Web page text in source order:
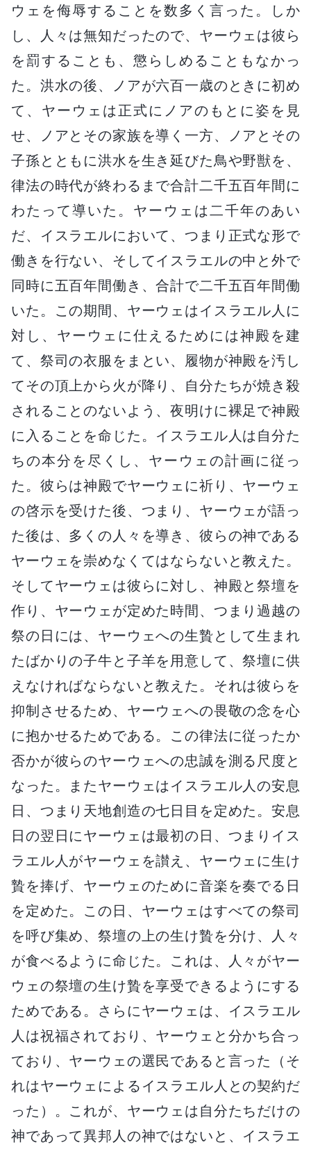
ウェを侮辱することを数多く言った。しか
し、人々は無知だったので、ヤーウェは彼ら
を罰することも、懲らしめることもなかっ
た。洪水の後、ノアが六百一歳のときに初め
て、ヤーウェは正式にノアのもとに姿を見
せ、ノアとその家族を導く一方、ノアとその
子孫とともに洪水を生き延びた鳥や野獣を、
律法の時代が終わるまで合計二千五百年間に
わたって導いた。ヤーウェは二千年のあい
だ、イスラエルにおいて、つまり正式な形で
働きを行ない、そしてイスラエルの中と外で
同時に五百年間働き、合計で二千五百年間働
いた。この期間、ヤーウェはイスラエル人に
対し、ヤーウェに仕えるためには神殿を建
て、祭司の衣服をまとい、履物が神殿を汚し
てその頂上から火が降り、自分たちが焼き殺
されることのないよう、夜明けに裸足で神殿
に入ることを命じた。イスラエル人は自分た
ちの本分を尽くし、ヤーウェの計画に従っ
た。彼らは神殿でヤーウェに祈り、ヤーウェ
の啓示を受けた後、つまり、ヤーウェが語っ
た後は、多くの人々を導き、彼らの神である
ヤーウェを崇めなくてはならないと教えた。
そしてヤーウェは彼らに対し、神殿と祭壇を
作り、ヤーウェが定めた時間、つまり過越の
祭の日には、ヤーウェへの生贄として生まれ
たばかりの子牛と子羊を用意して、祭壇に供
えなければならないと教えた。それは彼らを
抑制させるため、ヤーウェへの畏敬の念を心
に抱かせるためである。この律法に従ったか
否かが彼らのヤーウェへの忠誠を測る尺度と
なった。またヤーウェはイスラエル人の安息
日、つまり天地創造の七日目を定めた。安息
日の翌日にヤーウェは最初の日、つまりイス
ラエル人がヤーウェを讃え、ヤーウェに生け
贄を捧げ、ヤーウェのために音楽を奏でる日
を定めた。この日、ヤーウェはすべての祭司
を呼び集め、祭壇の上の生け贄を分け、人々
が食べるように命じた。これは、人々がヤー
ウェの祭壇の生け贄を享受できるようにする
ためである。さらにヤーウェは、イスラエル
人は祝福されており、ヤーウェと分かち合っ
ており、ヤーウェの選民であると言った（そ
れはヤーウェによるイスラエル人との契約だ
った）。これが、ヤーウェは自分たちだけの
神であって異邦人の神ではないと、イスラエ